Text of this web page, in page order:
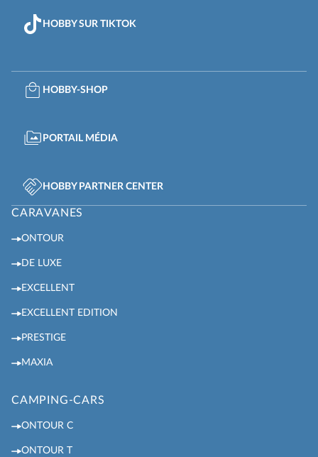
HOBBY SUR TIKTOK
HOBBY-SHOP
PORTAIL MÉDIA
HOBBY PARTNER CENTER
CARAVANES
ONTOUR
DE LUXE
EXCELLENT
EXCELLENT EDITION
PRESTIGE
MAXIA
CAMPING-CARS
ONTOUR C
ONTOUR T